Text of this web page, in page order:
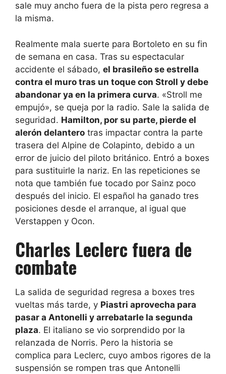
sale muy ancho fuera de la pista pero regresa a
la misma.
Realmente mala suerte para Bortoleto en su fin
de semana en casa. Tras su espectacular
accidente el sábado, el brasileño se estrella
contra el muro tras un toque con Stroll y debe
abandonar ya en la primera curva. «Stroll me
empujó», se queja por la radio. Sale la salida de
seguridad. Hamilton, por su parte, pierde el
alerón delantero tras impactar contra la parte
trasera del Alpine de Colapinto, debido a un
error de juicio del piloto británico. Entró a boxes
para sustituirle la nariz. En las repeticiones se
nota que también fue tocado por Sainz poco
después del inicio. El español ha ganado tres
posiciones desde el arranque, al igual que
Verstappen y Ocon.
Charles Leclerc fuera de
combate
La salida de seguridad regresa a boxes tres
vueltas más tarde, y Piastri aprovecha para
pasar a Antonelli y arrebatarle la segunda
plaza. El italiano se vio sorprendido por la
relanzada de Norris. Pero la historia se
complica para Leclerc, cuyo ambos rigores de la
suspensión se rompen tras que Antonelli